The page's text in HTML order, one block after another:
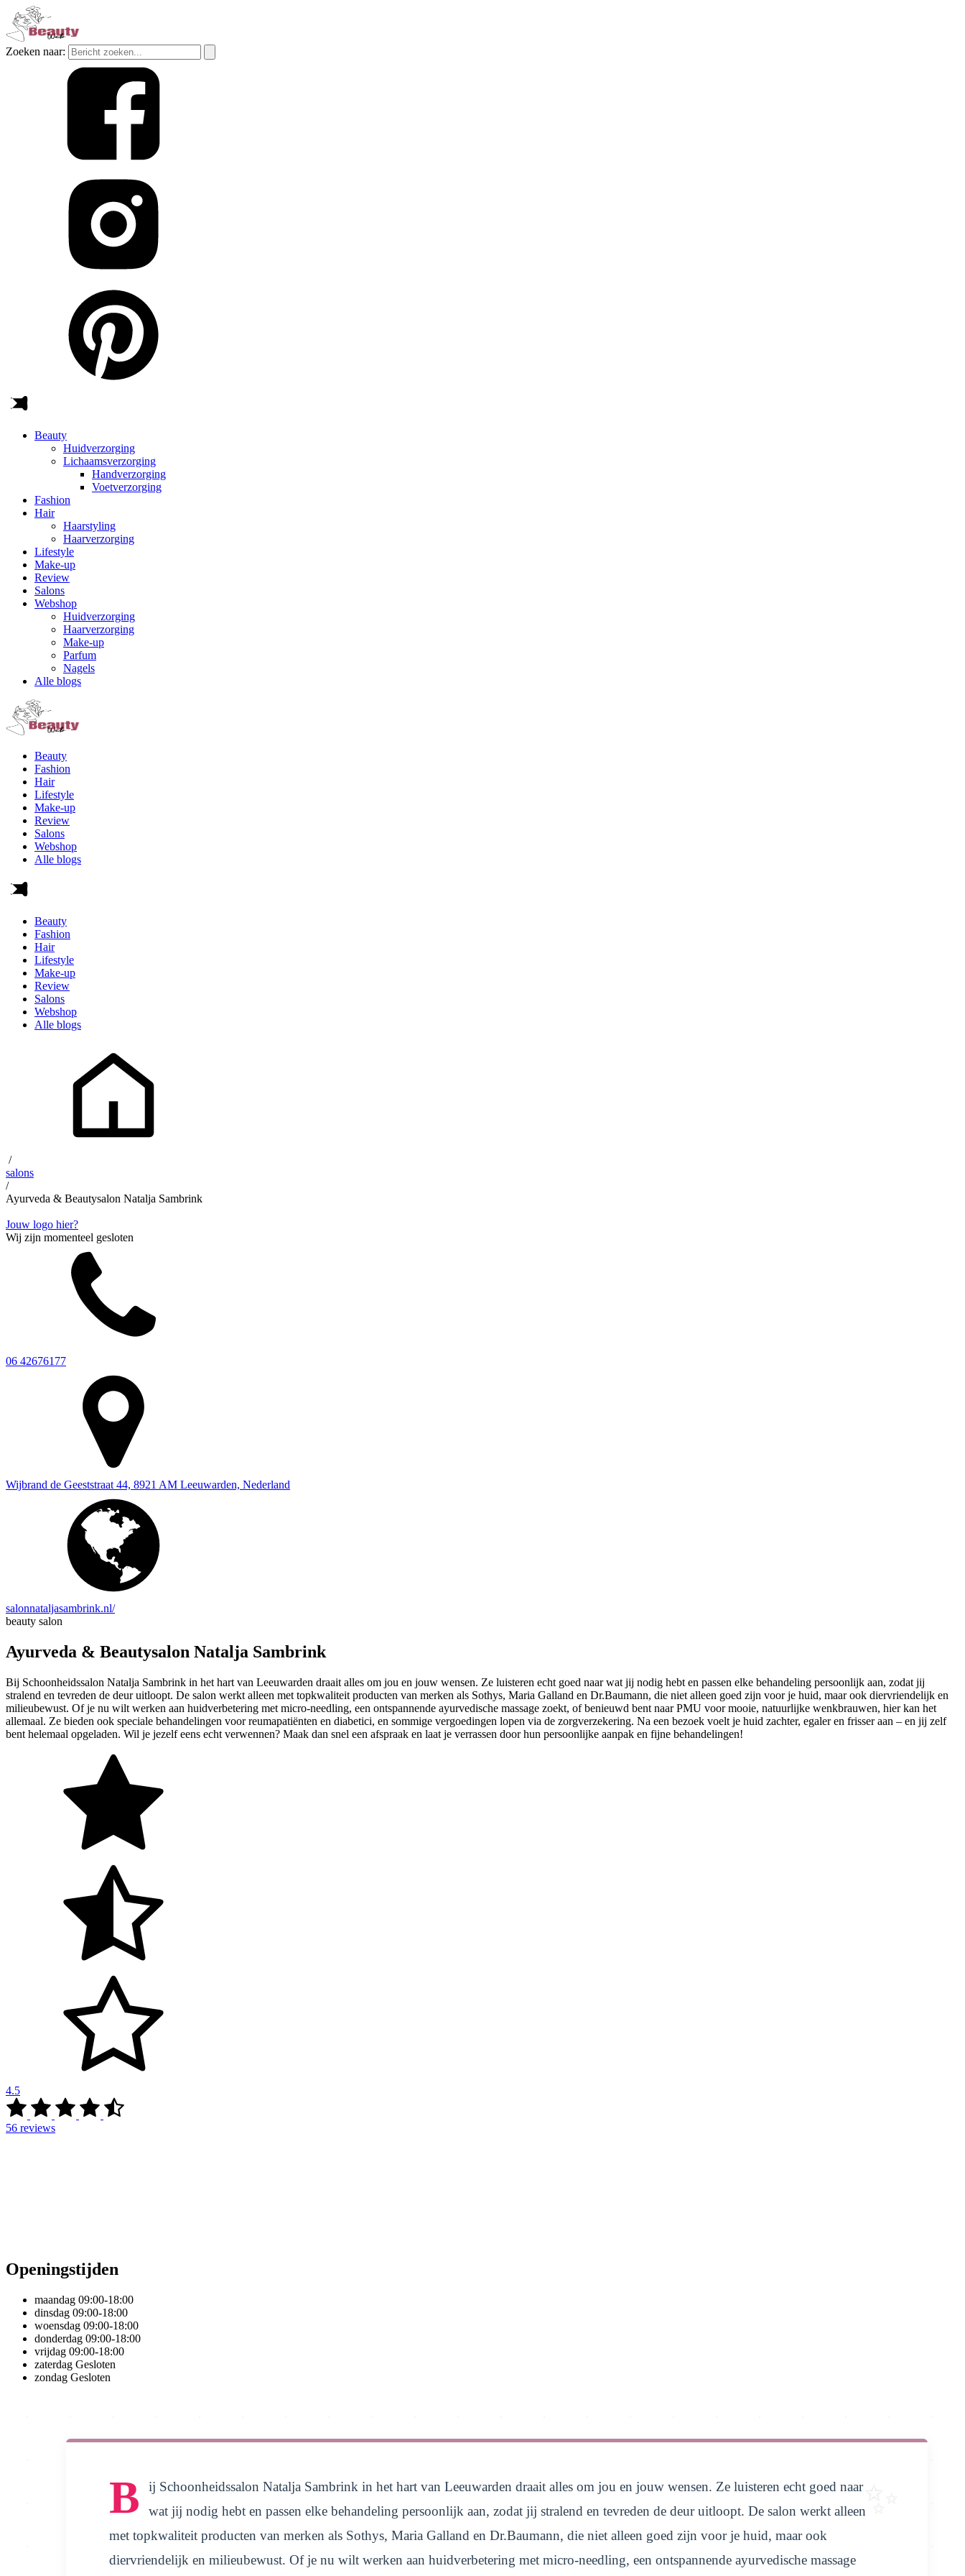
Zoeken naar:
Beauty
Huidverzorging
Lichaamsverzorging
Handverzorging
Voetverzorging
Fashion
Hair
Haarstyling
Haarverzorging
Lifestyle
Make-up
Review
Salons
Webshop
Huidverzorging
Haarverzorging
Make-up
Parfum
Nagels
Alle blogs
Beauty
Fashion
Hair
Lifestyle
Make-up
Review
Salons
Webshop
Alle blogs
Beauty
Fashion
Hair
Lifestyle
Make-up
Review
Salons
Webshop
Alle blogs
/
salons
/
Ayurveda & Beautysalon Natalja Sambrink
Jouw logo hier?
Wij zijn momenteel gesloten
06 42676177
Wijbrand de Geeststraat 44, 8921 AM Leeuwarden, Nederland
salonnataljasambrink.nl/
beauty salon
Ayurveda & Beautysalon Natalja Sambrink
Bij Schoonheidssalon Natalja Sambrink in het hart van Leeuwarden draait alles om jou en jouw wensen. Ze luisteren echt goed naar wat jij nodig hebt en passen elke behandeling persoonlijk aan, zodat jij
stralend en tevreden de deur uitloopt. De salon werkt alleen met topkwaliteit producten van merken als Sothys, Maria Galland en Dr.Baumann, die niet alleen goed zijn voor je huid, maar ook diervriendelijk en
milieubewust. Of je nu wilt werken aan huidverbetering met micro-needling, een ontspannende ayurvedische massage zoekt, of benieuwd bent naar PMU voor mooie, natuurlijke wenkbrauwen, hier kan het
allemaal. Ze bieden ook speciale behandelingen voor reumapatiënten en diabetici, en sommige vergoedingen lopen via de zorgverzekering. Na een bezoek voelt je huid zachter, egaler en frisser aan – en jij zelf
bent helemaal opgeladen. Wil je jezelf eens echt verwennen? Maak dan snel een afspraak en laat je verrassen door hun persoonlijke aanpak en fijne behandelingen!
4.5
56 reviews
Openingstijden
maandag 09:00-18:00
dinsdag 09:00-18:00
woensdag 09:00-18:00
donderdag 09:00-18:00
vrijdag 09:00-18:00
zaterdag Gesloten
zondag Gesloten
B
ij Schoonheidssalon Natalja Sambrink in het hart van Leeuwarden draait alles om jou en jouw wensen. Ze luisteren echt goed naar
wat jij nodig hebt en passen elke behandeling persoonlijk aan, zodat jij stralend en tevreden de deur uitloopt. De salon werkt alleen
met topkwaliteit producten van merken als Sothys, Maria Galland en Dr.Baumann, die niet alleen goed zijn voor je huid, maar ook
diervriendelijk en milieubewust. Of je nu wilt werken aan huidverbetering met micro-needling, een ontspannende ayurvedische massage